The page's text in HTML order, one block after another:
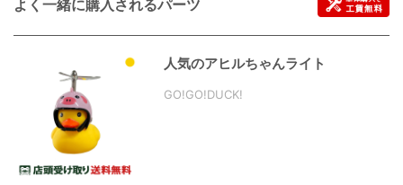
よく一緒に購入されるパーツ
人気のアヒルちゃんライト
GO!GO!DUCK!